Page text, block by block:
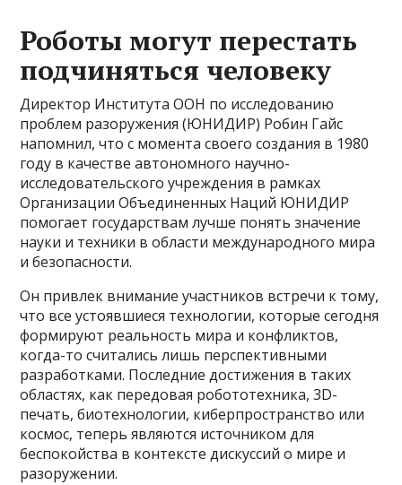
Роботы могут перестать
подчиняться человеку
Директор Института ООН по исследованию
проблем разоружения (ЮНИДИР) Робин Гайс
напомнил, что с момента своего создания в 1980
году в качестве автономного научно-
исследовательского учреждения в рамках
Организации Объединенных Наций ЮНИДИР
помогает государствам лучше понять значение
науки и техники в области международного мира
и безопасности.
Он привлек внимание участников встречи к тому,
что все устоявшиеся технологии, которые сегодня
формируют реальность мира и конфликтов,
когда-то считались лишь перспективными
разработками. Последние достижения в таких
областях, как передовая робототехника, 3D-
печать, биотехнологии, киберпространство или
космос, теперь являются источником для
беспокойства в контексте дискуссий о мире и
разоружении.